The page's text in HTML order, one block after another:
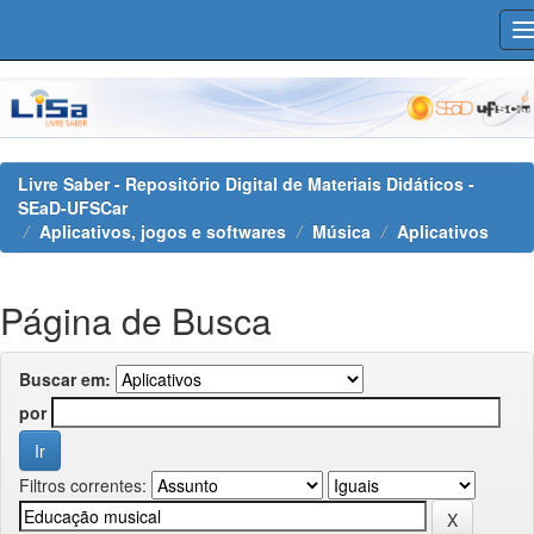
navigation
Livre Saber - Repositório Digital de Materiais Didáticos -
SEaD-UFSCar
Aplicativos, jogos e softwares
Música Aplicativos
Página de Busca
Buscar em:
por
Filtros correntes: